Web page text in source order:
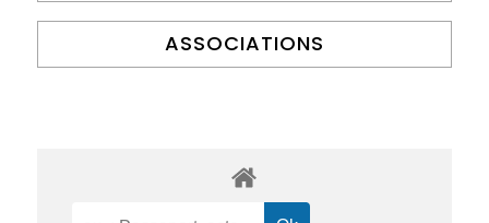
ASSOCIATIONS